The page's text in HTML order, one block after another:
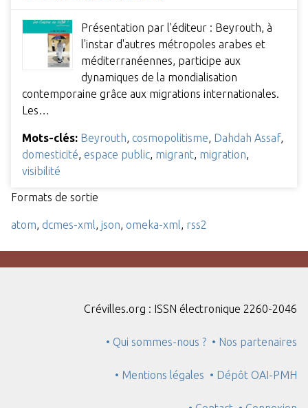
Présentation par l'éditeur : Beyrouth, à
l'instar d'autres métropoles arabes et
méditerranéennes, participe aux
dynamiques de la mondialisation
contemporaine grâce aux migrations internationales.
Les…
Mots-clés: Beyrouth, cosmopolitisme, Dahdah Assaf,
domesticité, espace public, migrant, migration,
visibilité
Formats de sortie
atom, dcmes-xml, json, omeka-xml, rss2
Crévilles.org : ISSN électronique 2260-2046
• Qui sommes-nous ? • Nos partenaires
• Mentions légales • Dépôt OAI-PMH